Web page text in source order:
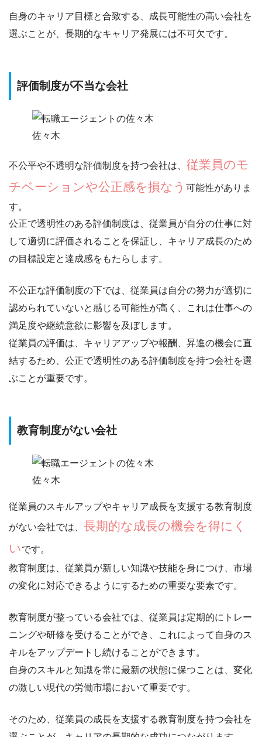
自身のキャリア目標と合致する、
成長可能性の高い会社を
選ぶことが、長期的なキャリア発展には不可欠です。
評価制度が不当な会社
佐々木
不公平や不透明な評価制度を持つ会社は、 従業員のモ
チベーションや公正感を損なう 可能性がありま
す。
公正で透明性のある評価制度は、従業員が自分の仕事に対
して適切に評価されることを保証し、 キャリア成長のため
の目標設定と達成感をもたらします。
不公正な評価制度の下では、従業員は自分の努力が適切に
認められていないと感じる可能性が高く、これは仕事への
満足度や継続意欲に影響を及ぼします。
従業員の評価は、キャリアアップや報酬、昇進の機会に直
結するため、 公正で透明性のある評価制度を持つ会社を選
ぶことが重要です。
教育制度がない会社
佐々木
従業員のスキルアップやキャリア成長を支援する教育制度
がない会社では、 長期的な成長の機会を得にく
いです。
教育制度は、 従業員が新しい知識や技能を身につけ、市場
の変化に対応できるようにするための重要な要素です。
教育制度が整っている会社では、従業員は定期的にトレー
ニングや研修を受けることができ、これによって自身のス
キルをアップデートし続けることができます。
自身のスキルと知識を常に最新の状態に保つことは、変化
の激しい現代の労働市場において重要です。
そのため、 従業員の成長を支援する教育制度を持つ会社を